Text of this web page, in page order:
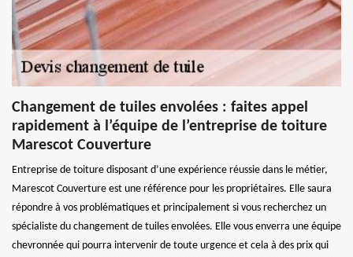
Changement de tuiles envolées : faites appel
rapidement à l’équipe de l’entreprise de toiture
Marescot Couverture
Entreprise de toiture disposant d’une expérience réussie dans le métier,
Marescot Couverture est une référence pour les propriétaires. Elle saura
répondre à vos problématiques et principalement si vous recherchez un
spécialiste du changement de tuiles envolées. Elle vous enverra une équipe
chevronnée qui pourra intervenir de toute urgence et cela à des prix qui